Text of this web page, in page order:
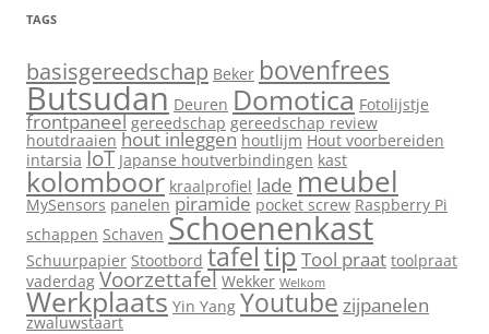
TAGS
basisgereedschap Beker bovenfrees
Butsudan Deuren Domotica Fotolijstje
frontpaneel gereedschap gereedschap review
houtdraaien hout inleggen houtlijm Hout voorbereiden
intarsia IoT Japanse houtverbindingen kast
kolomboor kraalprofiel lade meubel
MySensors panelen piramide pocket screw Raspberry Pi
schappen Schaven Schoenenkast
Schuurpapier Stootbord tafeltipTool praat toolpraat
vaderdag Voorzettafel Wekker Welkom
Werkplaats Yin Yang Youtube zijpanelen
zwaluwstaart